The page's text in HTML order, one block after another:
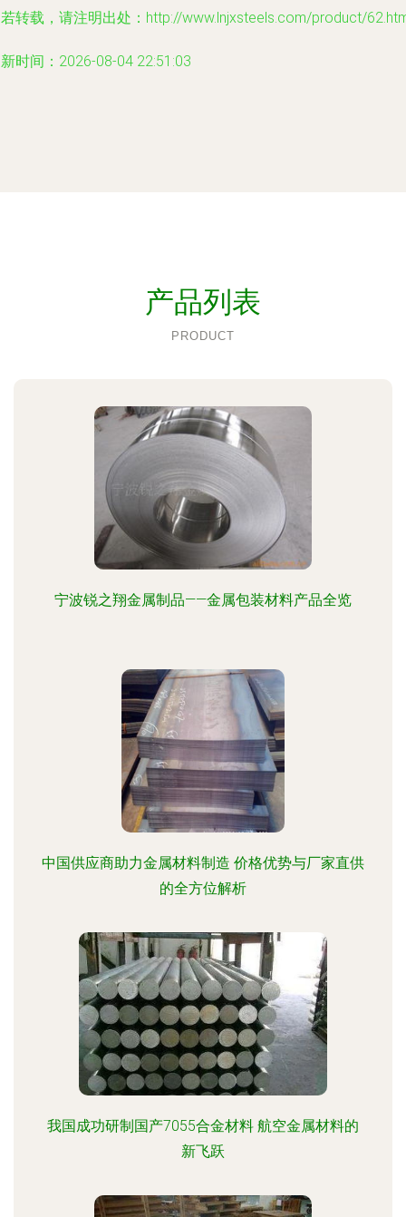
转载，请注明出处：http://www.lnjxsteels.com/product/
时间：2026-08-04 22:51:03
产品列表
PRODUCT
宁波锐之翔金属制品——金属包装材料产品全览
中国供应商助力金属材料制造 价格优势与厂家直供
的全方位解析
我国成功研制国产7055合金材料 航空金属材料的
新飞跃